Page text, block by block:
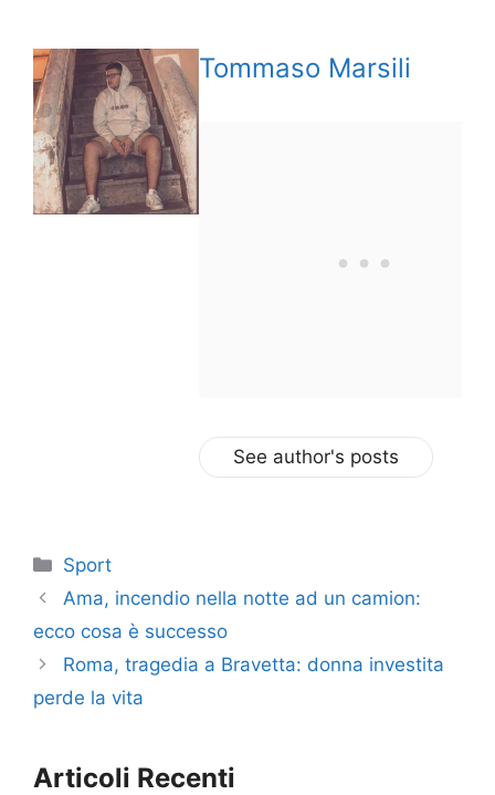
Tommaso Marsili
See author's posts
Categorie
Sport
Ama, incendio nella notte ad un camion:
ecco cosa è successo
Roma, tragedia a Bravetta: donna investita
perde la vita
Articoli Recenti